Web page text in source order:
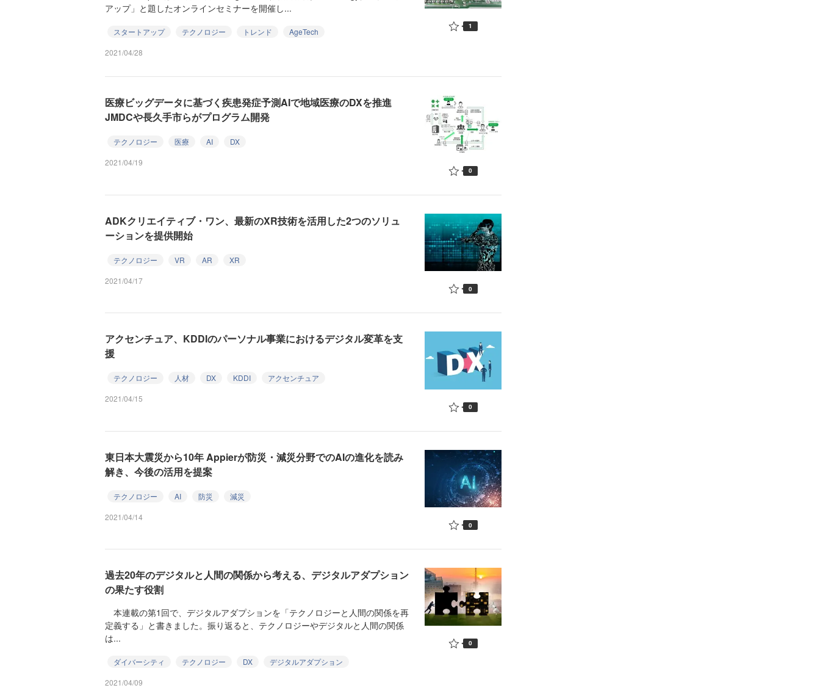
アップ」と題したオンラインセミナーを開催し...
スタートアップ テクノロジー トレンド
AgeTech
2021/04/28
1
医療ビッグデータに基づく疾患発症予測AIで地域医療のDXを推進
JMDCや長久手市らがプログラム開発
テクノロジー 医療 AI
DX
2021/04/19
0
ADKクリエイティブ・ワン、最新のXR技術を活用した2つのソリュ
ーションを提供開始
テクノロジー VR AR
XR
2021/04/17
0
アクセンチュア、KDDIのパーソナル事業におけるデジタル変革を支
援
テクノロジー 人材 DX KDDI
アクセンチュア
2021/04/15
0
東日本大震災から10年 Appierが防災・減災分野でのAIの進化を読み
解き、今後の活用を提案
テクノロジー AI 防災
減災
2021/04/14
0
過去20年のデジタルと人間の関係から考える、デジタルアダプション
の果たす役割
本連載の第1回で、デジタルアダプションを「テクノロジーと人間の関係を再
定義する」と書きました。振り返ると、テクノロジーやデジタルと人間の関係
は...
ダイバーシティ テクノロジー DX
デジタルアダプション
2021/04/09
0